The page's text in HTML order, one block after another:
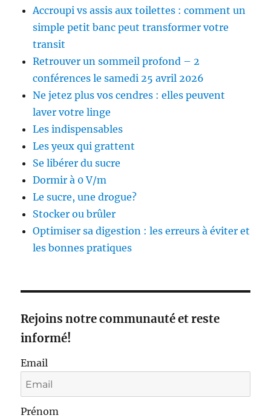
Accroupi vs assis aux toilettes : comment un
simple petit banc peut transformer votre
transit
Retrouver un sommeil profond – 2
conférences le samedi 25 avril 2026
Ne jetez plus vos cendres : elles peuvent
laver votre linge
Les indispensables
Les yeux qui grattent
Se libérer du sucre
Dormir à 0 V/m
Le sucre, une drogue?
Stocker ou brûler
Optimiser sa digestion : les erreurs à éviter et
les bonnes pratiques
Rejoins notre communauté et reste
informé!
Email
Prénom